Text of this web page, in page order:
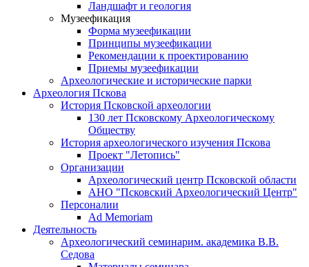
Ландшафт и геология
Музеефикация
Форма музеефикации
Принципы музеефикации
Рекомендации к проектированию
Приемы музеефикации
Археологические и исторические парки
Археология Пскова
История Псковской археологии
130 лет Псковскому Археологическому
Обществу
История археологического изучения Пскова
Проект "Летопись"
Организации
Археологический центр Псковской области
АНО "Псковский Археологический Центр"
Персоналии
Ad Memoriam
Деятельность
Археологический семинарим. академика В.В.
Седова